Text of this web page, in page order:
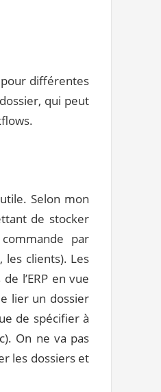
pour différentes
qui peut
Selon mon
de stocker
par
les clients). Les
l’ERP en vue
lier un dossier
de spécifier à
On ne va pas
les dossiers et